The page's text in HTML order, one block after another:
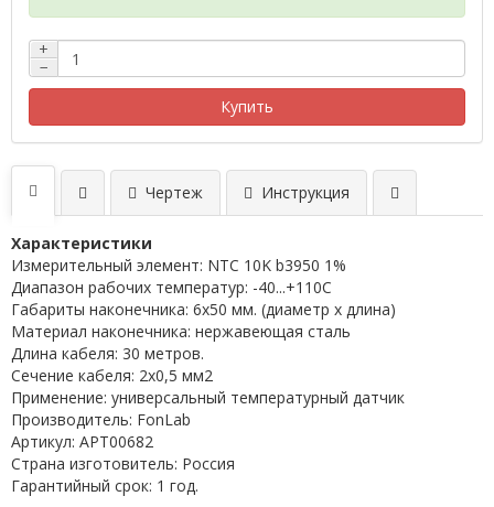
+
−
Купить
Чертеж Инструкция
Характеристики
Измерительный элемент: NTC 10K b3950 1%
Диапазон рабочих температур: -40...+110C
Габариты наконечника: 6x50 мм. (диаметр х длина)
Материал наконечника: нержавеющая сталь
Длина кабеля: 30 метров.
Сечение кабеля: 2x0,5 мм2
Применение: универсальный температурный датчик
Производитель: FonLab
Артикул: APT00682
Страна изготовитель: Россия
Гарантийный срок: 1 год.